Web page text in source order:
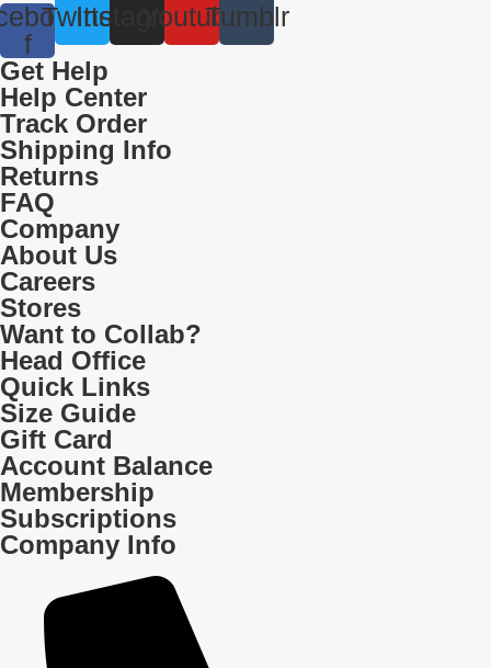
f
TwitterInstagramYoutubeTumblr
Get Help
Help Center
Track Order
Shipping Info
Returns
FAQ
Company
About Us
Careers
Stores
Want to Collab?
Head Office
Quick Links
Size Guide
Gift Card
Account Balance
Membership
Subscriptions
Company Info